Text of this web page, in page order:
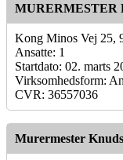
MURERMESTER
Kong Minos Vej 25,
Ansatte: 1
Startdato: 02. marts
Virksomhedsform:
CVR: 36557036
Murermester